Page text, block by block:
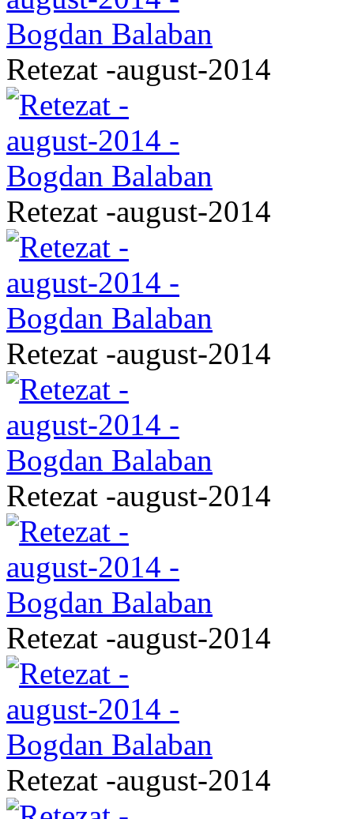
Retezat -august-2014
Retezat -august-2014
Retezat -august-2014
Retezat -august-2014
Retezat -august-2014
Retezat -august-2014